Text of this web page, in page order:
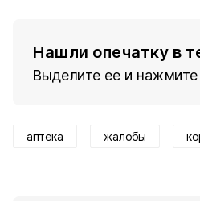
Нашли опечатку в
Выделите ее и нажмите
аптека жалобы